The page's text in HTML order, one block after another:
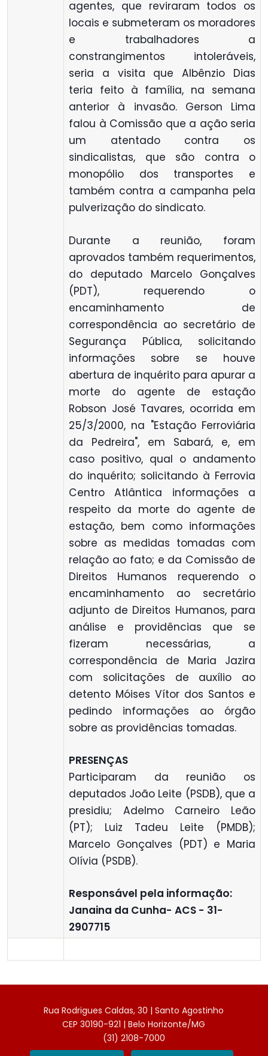
agentes, que reviraram todos os
locais e submeteram os moradores
e trabalhadores a
constrangimentos intoleráveis,
seria a visita que Albênzio Dias
teria feito à família, na semana
anterior à invasão. Gerson Lima
falou à Comissão que a ação seria
um atentado contra os
sindicalistas, que são contra o
monopólio dos transportes e
também contra a campanha pela
pulverização do sindicato.
Durante a reunião, foram
aprovados também requerimentos,
do deputado Marcelo Gonçalves
(PDT), requerendo o
encaminhamento de
correspondência ao secretário de
Segurança Pública, solicitando
informações sobre se houve
abertura de inquérito para apurar a
morte do agente de estação
Robson José Tavares, ocorrida em
25/3/2000, na "Estação Ferroviária
da Pedreira", em Sabará, e, em
caso positivo, qual o andamento
do inquérito; solicitando à Ferrovia
Centro Atlântica informações a
respeito da morte do agente de
estação, bem como informações
sobre as medidas tomadas com
relação ao fato; e da Comissão de
Direitos Humanos requerendo o
encaminhamento ao secretário
adjunto de Direitos Humanos, para
análise e providências que se
fizeram necessárias, a
correspondência de Maria Jazira
com solicitações de auxílio ao
detento Móises Vítor dos Santos e
pedindo informações ao órgão
sobre as providências tomadas.
PRESENÇAS
Participaram da reunião os
deputados João Leite (PSDB), que a
presidiu; Adelmo Carneiro Leão
(PT); Luiz Tadeu Leite (PMDB);
Marcelo Gonçalves (PDT) e Maria
Olívia (PSDB).
Responsável pela informação:
Janaina da Cunha- ACS - 31-
2907715
Rua Rodrigues Caldas, 30 | Santo Agostinho
CEP 30190-921 | Belo Horizonte/MG
(31) 2108-7000